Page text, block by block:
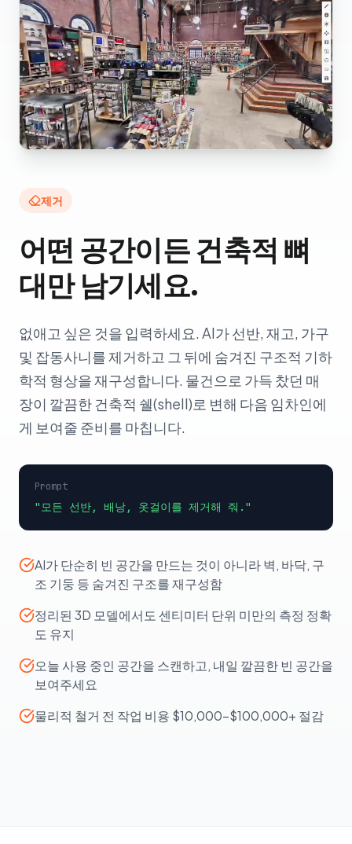
제거
어떤 공간이든 건축적 뼈
대만 남기세요.
없애고 싶은 것을 입력하세요. AI가 선반, 재고, 가구
및 잡동사니를 제거하고 그 뒤에 숨겨진 구조적 기하
학적 형상을 재구성합니다. 물건으로 가득 찼던 매
장이 깔끔한 건축적 쉘(shell)로 변해 다음 임차인에
게 보여줄 준비를 마칩니다.
Prompt
"모든 선반, 배낭, 옷걸이를 제거해 줘."
AI가 단순히 빈 공간을 만드는 것이 아니라 벽, 바닥, 구
조 기둥 등 숨겨진 구조를 재구성함
정리된 3D 모델에서도 센티미터 단위 미만의 측정 정확
도 유지
오늘 사용 중인 공간을 스캔하고, 내일 깔끔한 빈 공간을
보여주세요
물리적 철거 전 작업 비용 $10,000–$100,000+ 절감